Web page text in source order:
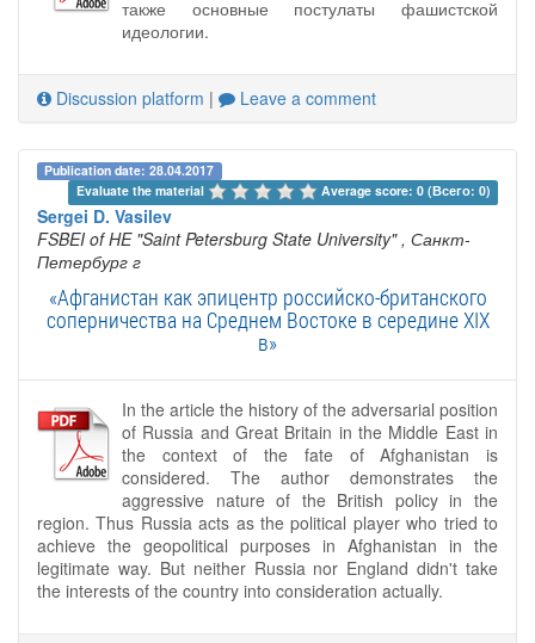
также основные постулаты фашистской
идеологии.
Discussion platform | Leave a comment
Publication date: 28.04.2017
Evaluate the material
Average score: 0 (Всего: 0)
Sergei D. Vasilev
FSBEI of HE "Saint Petersburg State University" , Санкт-
Петербург г
«Афганистан как эпицентр российско-британского
соперничества на Среднем Востоке в середине XIX
в»
In the article the history of the adversarial position
of Russia and Great Britain in the Middle East in
the context of the fate of Afghanistan is
considered. The author demonstrates the
aggressive nature of the British policy in the
region. Thus Russia acts as the political player who tried to
achieve the geopolitical purposes in Afghanistan in the
legitimate way. But neither Russia nor England didn't take
the interests of the country into consideration actually.